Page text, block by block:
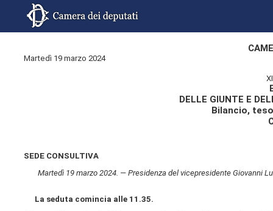
Martedì 19 marzo 2024
DELLE GIUNTE E
Bilancio,
SEDE CONSULTIVA
Martedì 19 marzo 2024. — Presidenza del vicepresidente Giovanni
La seduta comincia alle 11.35.